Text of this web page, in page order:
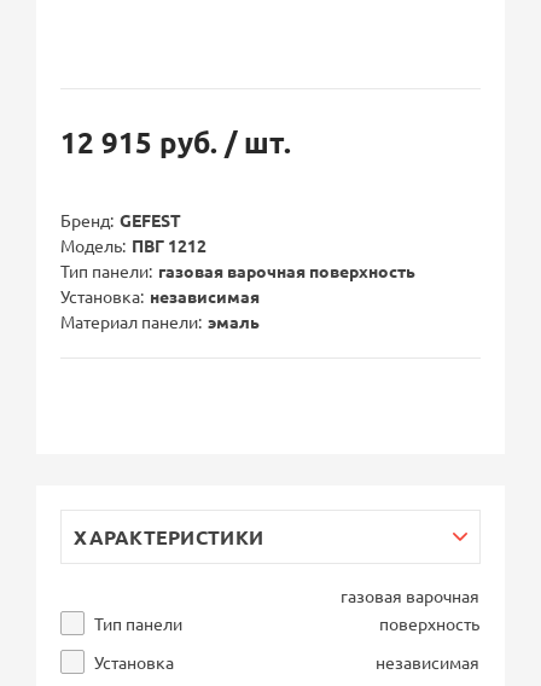
12 915 руб. / шт.
Бренд GEFEST
Модель ПВГ 1212
Тип панели газовая варочная поверхность
Установка независимая
Материал панели эмаль
ХАРАКТЕРИСТИКИ
Тип панели
газовая варочная
поверхность
Установка
независимая